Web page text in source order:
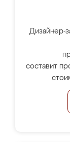
Дизайнер-
составит